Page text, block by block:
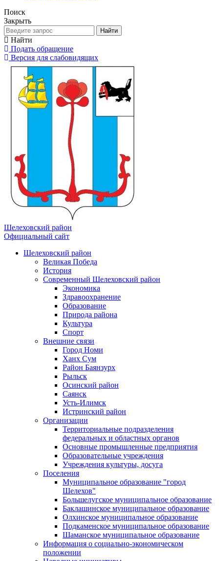
Поиск
Закрыть
Найти
Найти
Подать обращение
Версия для слабовидящих
Шелеховский район
Официальный сайт
Шелеховский район
Великая Победа
История
Современный Шелеховский район
Экономика
Здравоохранение
Образование
Природа района
Культура
Спорт
Внешние связи
Город Номи
Ханх Сум
Район Баянзурх
Рыльск
Осинский район
Саянск
Усть-Илимск
Истринский район
Организации
Территориальные подразделения
федеральных и областных органов
Основные промышленные предприятия
Образовательные учреждения
Учреждения культуры, досуга
Поселения
Муниципальное образование "город
Шелехов"
Большелугское муниципальное образование
Баклашинское муниципальное образование
Олхинское муниципальное образование
Подкаменское муниципальное образование
Шаманское муниципальное образование
Информация о социально-экономическом
положении